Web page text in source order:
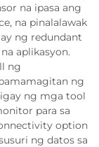
na ipasa ang
na pinalalawak
ng redundant
aplikasyon.
ng
ng
ng mga tool
para sa
option
ng datos sa